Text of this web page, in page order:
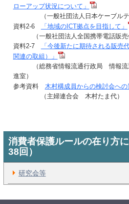
ローアップ状況について」
（一般社団法人日本ケーブルテ
資料2-6
「地域のICT拠点を目指して」
（一般社団法人全国携帯電話販売
資料2-7
「今後新たに期待される販売
関連の取組）」
（総務省情報流通行政局 情報流通
進室）
参考資料 木村構成員からの検討会へ
（主婦連合会 木村たま代）
消費者保護ルールの在り方
38回）
研究会等